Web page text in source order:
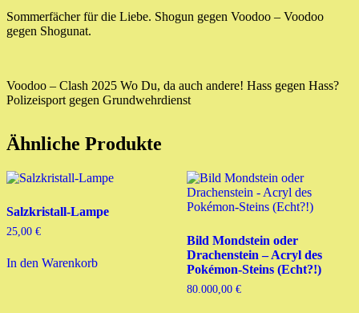
Sommerfächer für die Liebe. Shogun gegen Voodoo – Voodoo
gegen Shogunat.
Voodoo – Clash 2025 Wo Du, da auch andere! Hass gegen Hass?
Polizeisport gegen Grundwehrdienst
Ähnliche Produkte
Salzkristall-Lampe
25,00 €
In den Warenkorb
Bild Mondstein oder
Drachenstein – Acryl des
Pokémon-Steins (Echt?!)
80.000,00 €